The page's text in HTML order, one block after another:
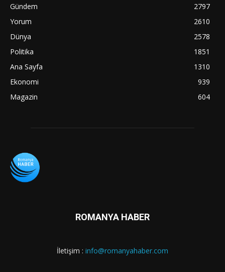
Gündem
2797
Yorum
2610
Dünya
2578
Politika
1851
Ana Sayfa
1310
Ekonomi
939
Magazin
604
ROMANYA HABER
İletişim : info@romanyahaber.com